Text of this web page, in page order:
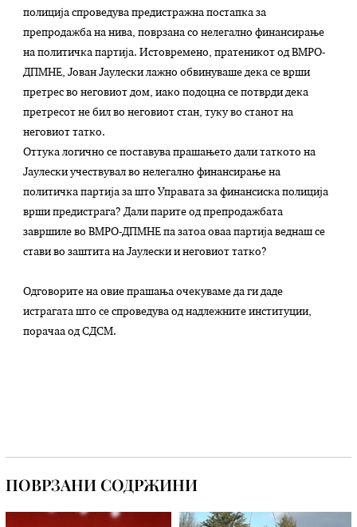
полиција спроведува предистражна постапка за
препродажба на нива, поврзана со нелегално финансирање
на политичка партија. Истовремено, пратеникот од ВМРО-
ДПМНЕ, Јован Јаулески лажно обвинуваше дека се врши
претрес во неговиот дом, иако подоцна се потврди дека
претресот не бил во неговиот стан, туку во станот на
неговиот татко.
Оттука логично се поставува прашањето дали таткото на
Јаулески учествувал во нелегално финансирање на
политичка партија за што Управата за финансиска полиција
врши предистрага? Дали парите од препродажбата
завршиле во ВМРО-ДПМНЕ па затоа оваа партија веднаш се
стави во заштита на Јаулески и неговиот татко?
Одговорите на овие прашања очекуваме да ги даде
истрагата што се спроведува од надлежните институции,
порачаа од СДСМ.
ПОВРЗАНИ СОДРЖИНИ